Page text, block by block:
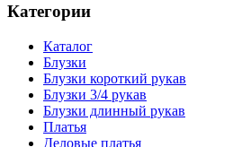
Категории
Каталог
Блузки
Блузки короткий рукав
Блузки 3/4 рукав
Блузки длинный рукав
Платья
Деловые платья